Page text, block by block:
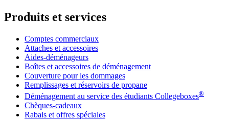
Produits et services
Comptes commerciaux
Attaches et accessoires
Aides-déménageurs
Boîtes et accessoires de déménagement
Couverture pour les dommages
Remplissages et réservoirs de propane
Déménagement au service des étudiants Collegeboxes®
Chèques-cadeaux
Rabais et offres spéciales